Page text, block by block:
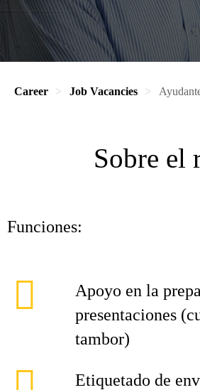
Career Job Vacancies
Sobre el
Funciones:
Apoyo en la
presentaciones
tambor)
Etiquetado de